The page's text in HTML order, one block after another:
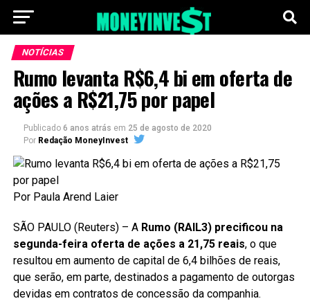
NOTÍCIAS
Rumo levanta R$6,4 bi em oferta de
ações a R$21,75 por papel
Publicado 6 anos atrás em 25 de agosto de 2020
Por Redação MoneyInvest
Por Paula Arend Laier
SÃO PAULO (Reuters) – ARumo (RAIL3) precificou na
segunda-feira oferta de ações a 21,75 reais, o que
resultou em aumento de capital de 6,4 bilhões de reais,
que serão, em parte, destinados a pagamento de outorgas
devidas em contratos de concessão da companhia.